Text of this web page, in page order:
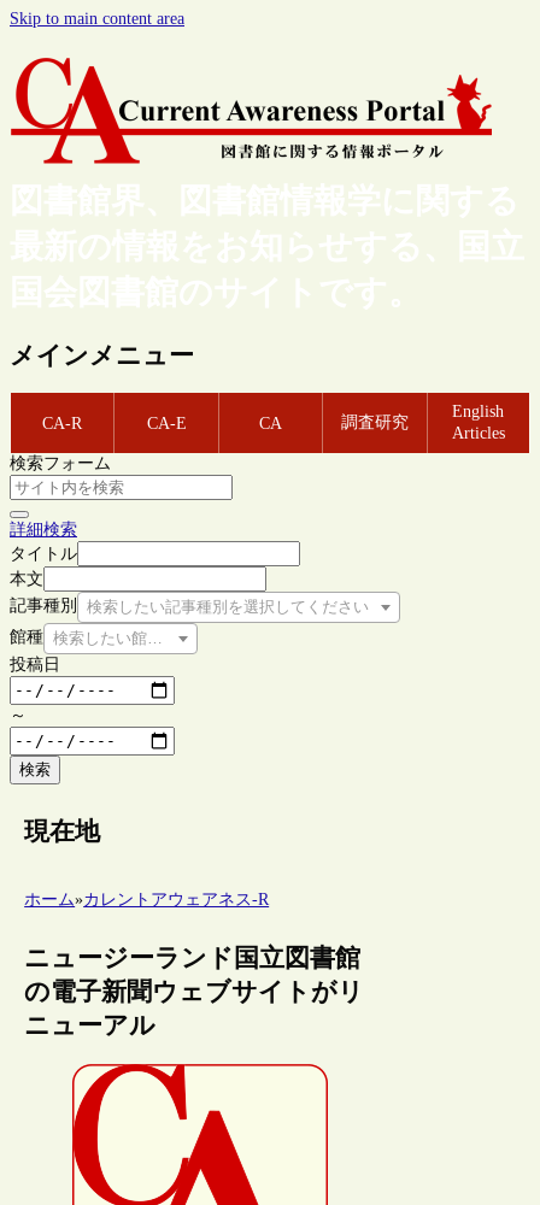
Skip to main content area
図書館界、図書館情報学に関する
最新の情報をお知らせする、国立
国会図書館のサイトです。
メインメニュー
CA-R CA-E CA 調査研究
English
Articles
検索フォーム
詳細検索
タイトル
本文
記事種別
検索したい記事種別を選択してください
館種 検索したい館種を選択してください
投稿日
～
検索
現在地
ホーム»カレントアウェアネス-R
ニュージーランド国立図書館
の電子新聞ウェブサイトがリ
ニューアル